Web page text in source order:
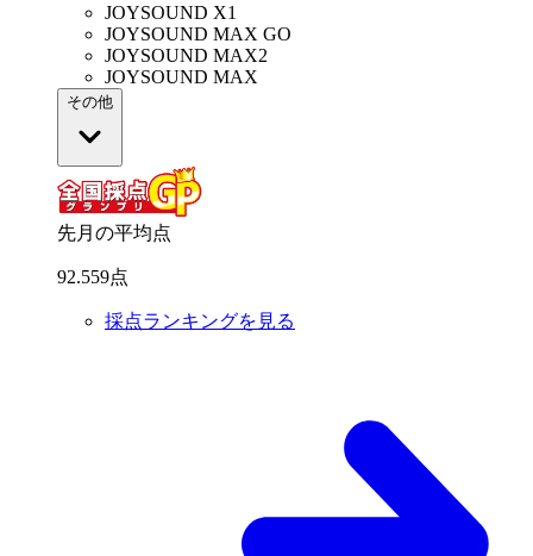
JOYSOUND X1
JOYSOUND MAX GO
JOYSOUND MAX2
JOYSOUND MAX
その他
先月の平均点
92.559点
採点ランキングを見る